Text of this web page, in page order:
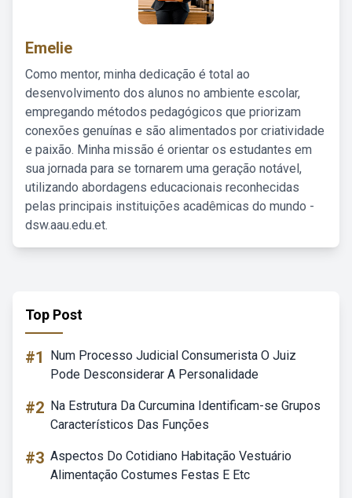
Emelie
Como mentor, minha dedicação é total ao
desenvolvimento dos alunos no ambiente escolar,
empregando métodos pedagógicos que priorizam
conexões genuínas e são alimentados por criatividade
e paixão. Minha missão é orientar os estudantes em
sua jornada para se tornarem uma geração notável,
utilizando abordagens educacionais reconhecidas
pelas principais instituições acadêmicas do mundo -
dsw.aau.edu.et.
Top Post
#1
Num Processo Judicial Consumerista O Juiz
Pode Desconsiderar A Personalidade
#2 Na Estrutura Da Curcumina Identificam-se Grupos
Característicos Das Funções
#3 Aspectos Do Cotidiano Habitação Vestuário
Alimentação Costumes Festas E Etc